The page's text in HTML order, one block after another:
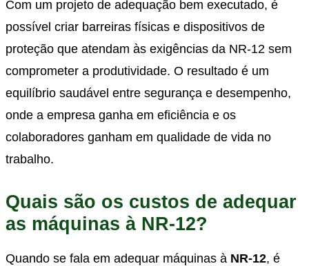
Com um projeto de adequação bem executado, é
possível criar barreiras físicas e dispositivos de
proteção que atendam às exigências da NR-12 sem
comprometer a produtividade. O resultado é um
equilíbrio saudável entre segurança e desempenho,
onde a empresa ganha em eficiência e os
colaboradores ganham em qualidade de vida no
trabalho.
Quais são os custos de adequar
as máquinas à NR-12?
Quando se fala em adequar máquinas à NR-12, é